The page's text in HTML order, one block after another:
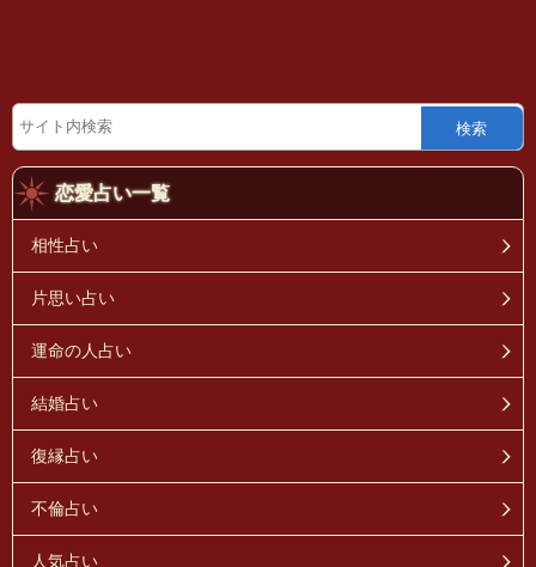
検索
恋愛占い一覧
相性占い
片思い占い
運命の人占い
結婚占い
復縁占い
不倫占い
人気占い